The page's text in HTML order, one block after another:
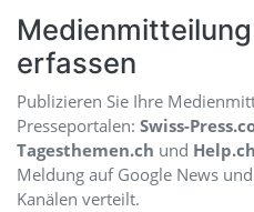
erfassen
Publizieren Sie Ihre
Presseportalen: Swiss-
Tagesthemen.ch und Help.ch
Meldung auf Google News
Kanälen verteilt.